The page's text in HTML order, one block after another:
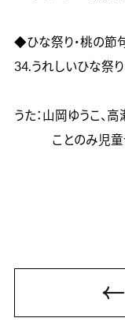
◆ひな祭り・桃の節
34.うれしいひな祭り
うた：山岡ゆうこ、
ことのみ児童合